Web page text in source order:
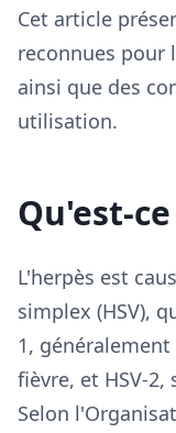
Cet article
reconnues pour
ainsi que des
utilisation.
Qu'est-
L'herpès est
simplex (HSV),
1,
fièvre, et HSV-
Selon